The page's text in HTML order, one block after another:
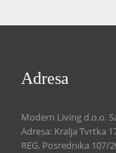
Adresa
Modern Living d.o.o.
Adresa: Kralja Tvrtka
REG. Posrednika 107/